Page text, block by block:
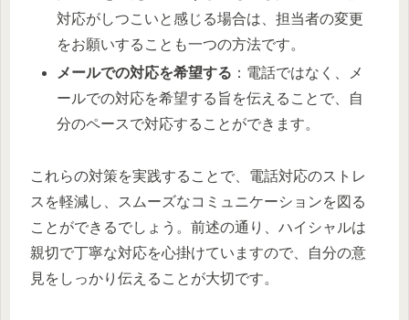
対応がしつこいと感じる場合は、担当者の変更
をお願いすることも一つの方法です。
メールでの対応を希望する ：電話ではなく、メ
ールでの対応を希望する旨を伝えることで、自
分のペースで対応することができます。
これらの対策を実践することで、電話対応のストレ
スを軽減し、スムーズなコミュニケーションを図る
ことができるでしょう。前述の通り、ハイシャルは
親切で丁寧な対応を心掛けていますので、自分の意
見をしっかり伝えることが大切です。